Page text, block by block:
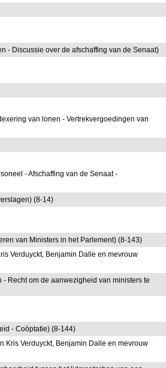
- Discussie over de afschaffing van de Senaat)
van lonen - Vertrekvergoedingen van
- Afschaffing van de Senaat -
(8-14)
van Ministers in het Parlement) (8-143)
Verduyckt, Benjamin Dalle en mevrouw
Recht om de aanwezigheid van ministers te
- Coöptatie) (8-144)
Kris Verduyckt, Benjamin Dalle en mevrouw